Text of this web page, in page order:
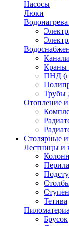
Насосы
Люки
Краны
ПНД
Трубы
Отопление
Столярные
Лестницы и
Тетива
Брусок